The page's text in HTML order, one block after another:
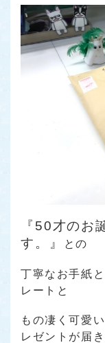
『50才の
す。』
との
丁寧なお手紙
レートと
もの凄く可愛
レゼントが届